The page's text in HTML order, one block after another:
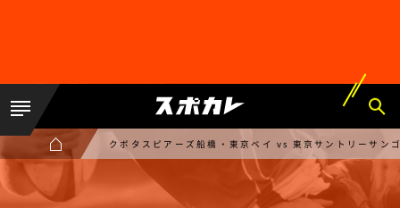
クボタスピアーズ船橋・東京ベイ vs 東京サントリーサン